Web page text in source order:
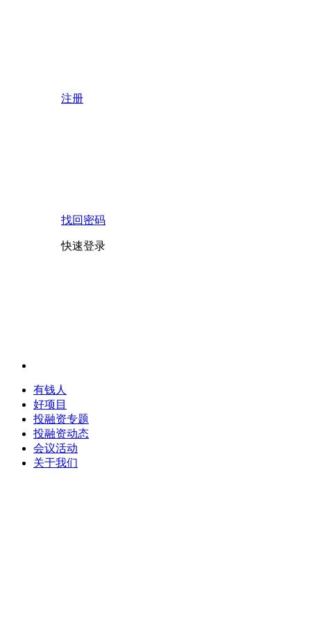
注册
找回密码
快速登录
有钱人
好项目
投融资专题
投融资动态
会议活动
关于我们